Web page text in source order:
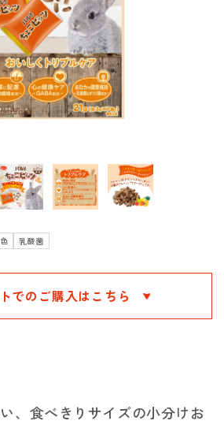
乳酸菌
でのご購入はこちら
、食べきりサイズの小分けお